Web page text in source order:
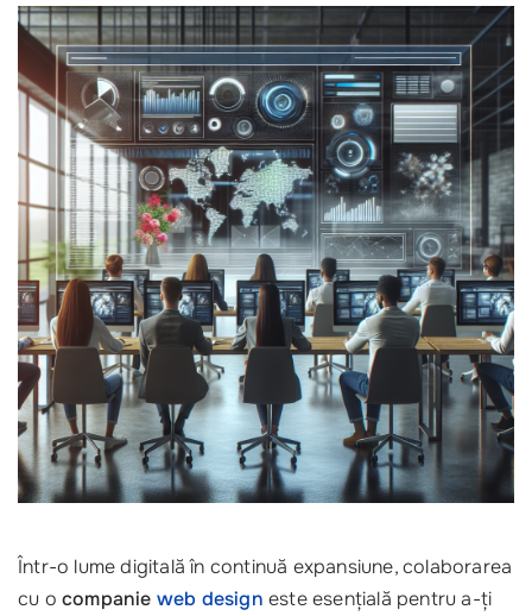
Într-o lume digitală în continuă expansiune, colaborarea
cu o companie web design este esențială pentru a-ți